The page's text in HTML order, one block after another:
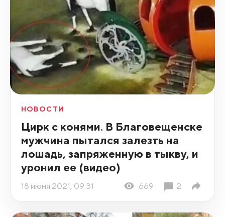
НОВОСТИ
Цирк с конями. В Благовещенске
мужчина пытался залезть на
лошадь, запряженную в тыкву, и
уронил ее (видео)
18 июня 2021, 09:31 669 2